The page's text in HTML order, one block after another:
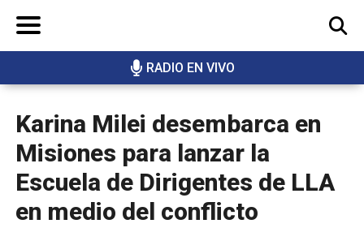
RADIO EN VIVO
BUSCAR
Karina Milei desembarca en
Misiones para lanzar la
Escuela de Dirigentes de LLA
en medio del conflicto